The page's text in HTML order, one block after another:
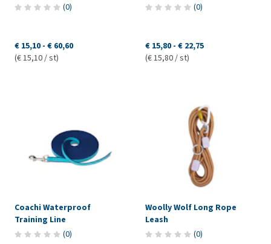
(0)
€ 15,10 - € 60,60
(€ 15,10 / st)
(0)
€ 15,80 - € 22,75
(€ 15,80 / st)
Coachi Waterproof
Training Line
(0)
Woolly Wolf Long Rope
Leash
(0)